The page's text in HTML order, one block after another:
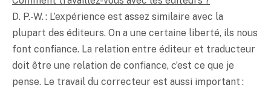
D. P.-W. : L’expérience est assez similaire avec la
plupart des éditeurs. On a une certaine liberté, ils nous
font confiance. La relation entre éditeur et traducteur
doit être une relation de confiance, c’est ce que je
pense. Le travail du correcteur est aussi important :